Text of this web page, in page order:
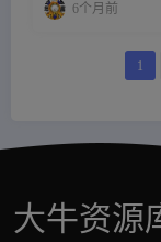
6个月前
1
大牛资源